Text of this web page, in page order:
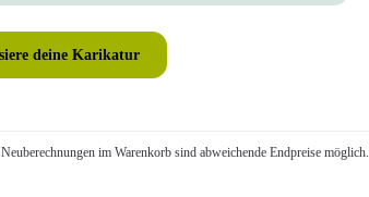
deine Karikatur
im Warenkorb sind abweichende Endpreise möglich.